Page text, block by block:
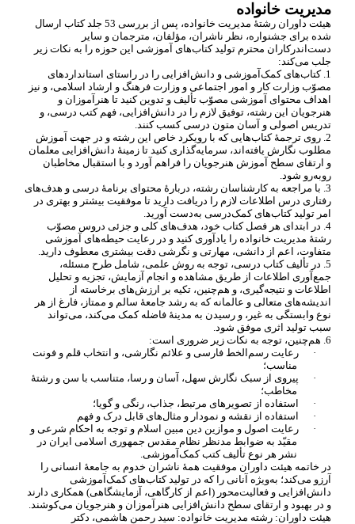
مدیریت خانواده
هیئت داوران رشتۀ مدیریت خانواده، پس از بررسی 53 جلد کتاب ارسال
شده برای جشنواره، نظر ناشران، مؤلفان، مترجمان و سایر
دستاندرکاران محترم تولید کتابهای آموزشی این حوزه را به نکات زیر
جلب میکند:
1. کتاب
های کمکآموزشی و دانش افزایی را در راستای استانداردهای
مصوّب وزارت کار و امور اجتماعی و وزارت فرهنگ و ارشاد اسلامی، و نیز
اهداف محتوای آموزشی مصوّب تألیف و تدوین کنید تا هنرآموزان و
هنرجویان این رشته، توفیق لازم را در دانش افزایی، فهم کتب درسی، و
تدریس اصولی و آسان متون درسی کسب کنند.
2. روی ترجمۀ کتاب
هایی که با رویکرد خاص این رشته و در جهت آموزش
مطلوب نگارش یافته اند، سرمایهگذاری کنید تا زمینۀ دانش افزایی معلمان
و ارتقای سطح آموزش هنرجویان را فراهم آورد و با استقبال مخاطبان
روبهرو شود.
3. با مراجعه به کارشناسان رشته، دربارۀ محتوای برنامۀ درسی و هدف
های
رفتاری درس اطلاعات لازم را دریافت دارید تا موفقیت بیشتر و بهتری در
امر تولید کتابهای کمکدرسی بهدست آورید.
4. در ابتدای هر فصل کتاب خود، هدف
های کلی و جزئی دروس مصوّب
رشتۀ مدیریت خانواده را یادآوری کنید و در رعایت حیطههای آموزشی
متفاوت، اعم از دانشی، مهارتی و نگرشی دقت بیشتری معطوف دارید.
5. در تألیف کتاب درسی، توجه به روش علمی، شامل طرح مسئله،
جمعآوری اطلاعات از طریق مشاهده و انجام آزمایش، تجزیه و تحلیل
اطلاعات و نتیجهگیری، و همچنین، تکیه بر ارزشهای برخاسته از
اندیشههای متعالی و عالمانه که به رشد جامعۀ سالم و ممتاز، فارغ از هر
نوع وابستگی به غیر، و رسیدن به مدینۀ فاضله کمک میکند، میتواند
سبب تولید اثری موفق شود.
6. هم
چنین، توجه به نکات زیر ضروری است:
·
رعایت رسم الخط فارسی و علائم نگارشی، و انتخاب قلم و فونت
مناسب؛
·
پیروی از سبک نگارش سهل، آسان و رسا، متناسب با سن و رشتۀ
مخاطب؛
·
استفاده از تصویرهای مرتبط، جذاب، رنگی و گویا؛
·
استفاده از نقشه و نمودار و مثالهای قابل درک و فهم
·
رعایت اصول و موازین دین مبین اسلام و توجه به احکام شرعی و
مقیّد به ضوابط مدنظر نظام مقدس جمهوری اسلامی ایران در
نشر هر نوع تألیف کتب کمکآموزشی.
در خاتمه هیئت داوران موفقیت همۀ ناشران خدوم به جامعۀ انسانی را
آرزو میکند؛ بهویژه آنانی را که در تولید کتابهای کمکآموزشی
دانش افزایی و فعالیتمحور (اعم از کارگاهی، آزمایشگاهی) همکاری دارند
و در بهبود و ارتقای سطح دانش افزایی هنرآموزان و هنرجویان میکوشند.
هیئت داوران: رشته مدیریت خانواده: سید رحمن هاشمی، دکتر